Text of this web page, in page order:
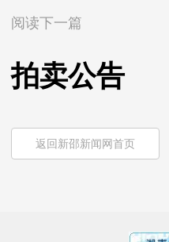
阅读下一篇
拍卖公告
返回新邵新闻网首页